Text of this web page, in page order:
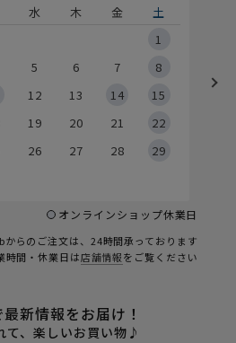
水 木 金
土
1
5 6 7
8
12 13 14
15
19 20 21
22
26 27 28
29
オンラインショップ休業日
らのご注文は、24時間承っております
間・休業日は店舗情報をご覧ください
新情報をお届け！
て、楽しいお買い物♪